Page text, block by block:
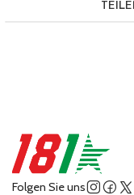
Folgen Sie uns